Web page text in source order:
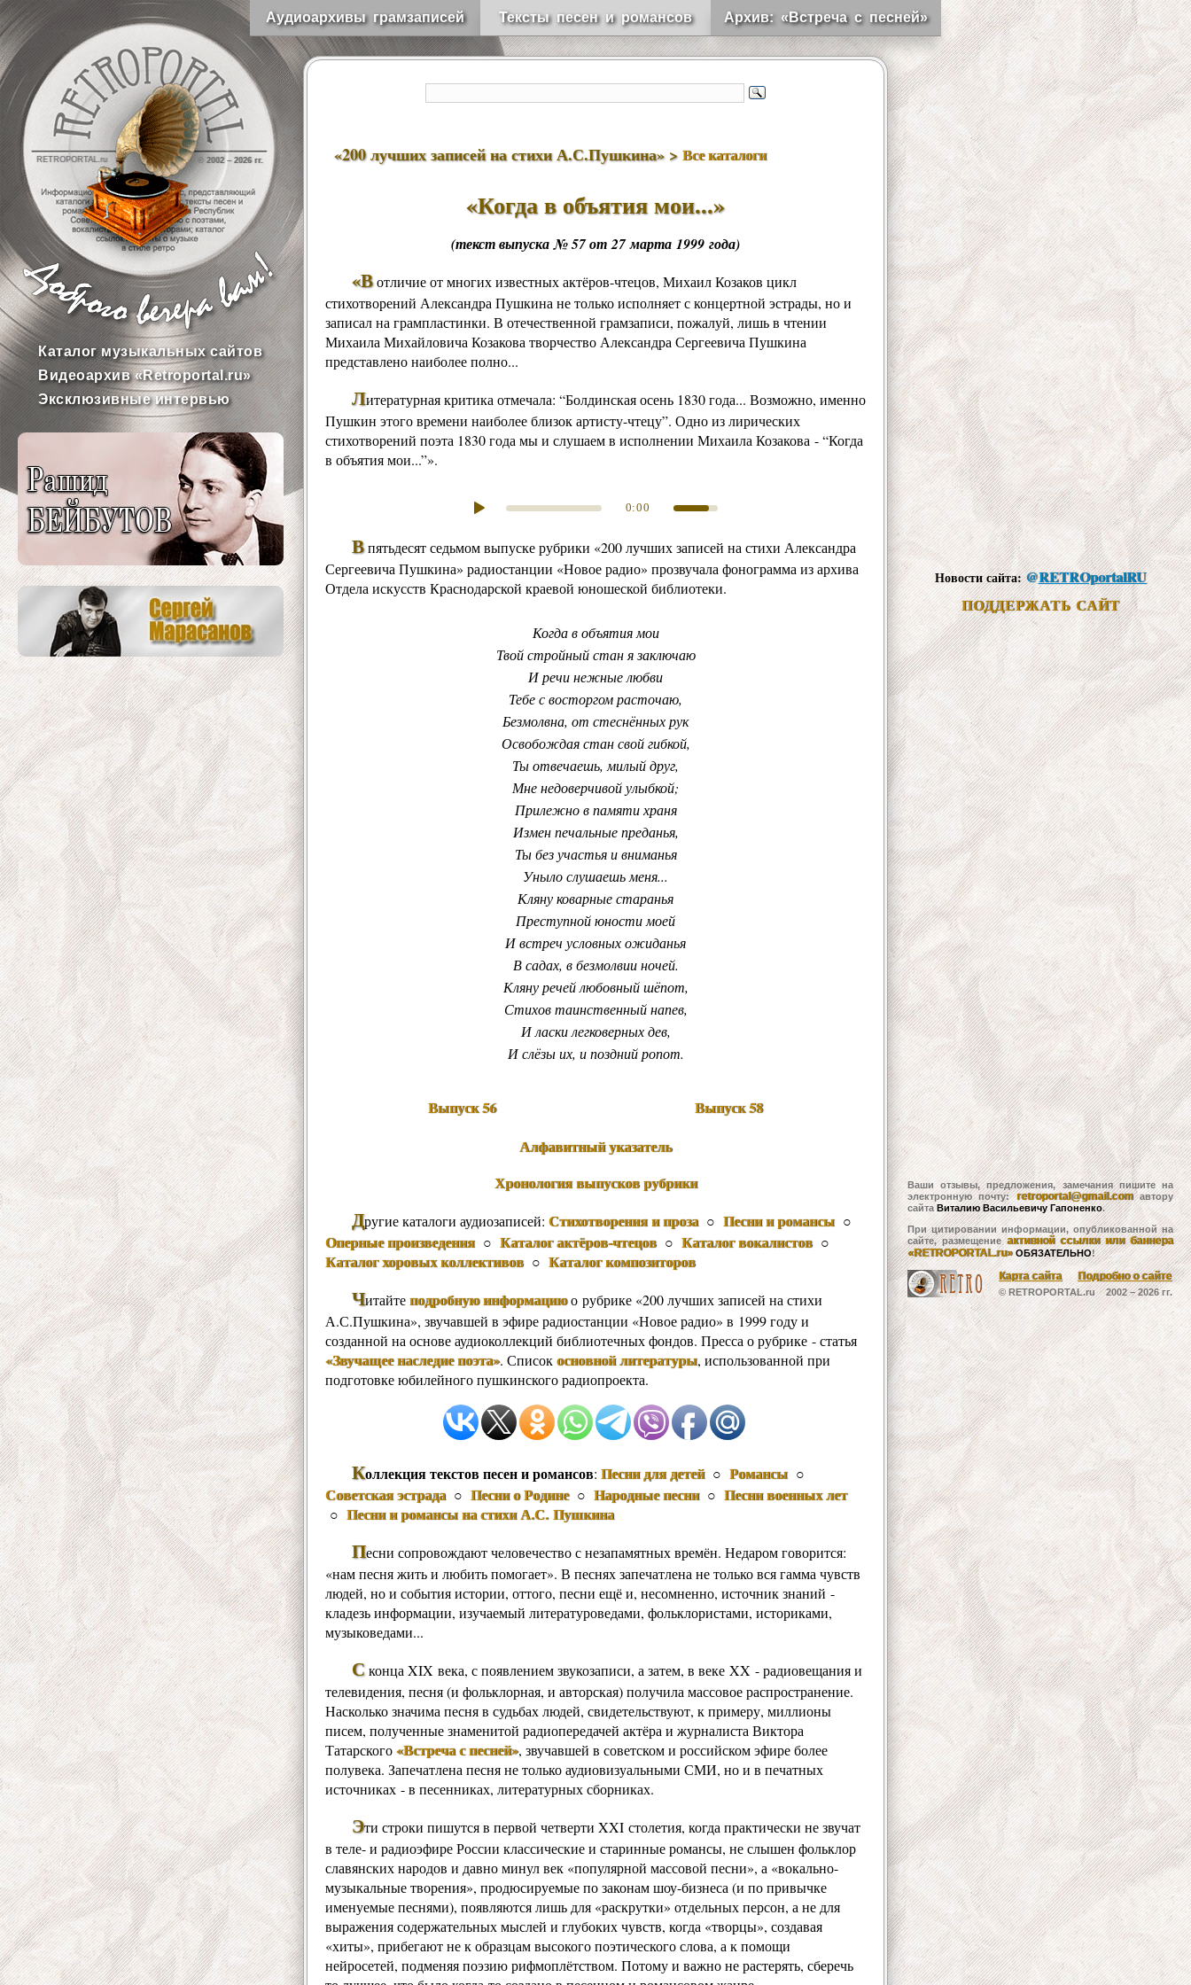
Аудиоархивы грамзаписей Тексты песен и романсов Архив: «Встреча с песней»
RETROPORTAL.ru © 2002 – 2026 гг.
Каталог музыкальных сайтов
Видеоархив «Retroportal.ru»
Эксклюзивные интервью
«200 лучших записей на стихи А.С.Пушкина» > Все каталоги
«Когда в объятия мои...»
(текст выпуска № 57 от 27 марта 1999 года)
«Вотличие от многих известныхактёров-чтецов, Михаил Козаков цикл
стихотворений Александра Пушкина не только исполняет с концертной эстрады, но и
записал на грампластинки. В отечественной грамзаписи, пожалуй, лишь в чтении
Михаила Михайловича Козакова творчество Александра Сергеевича Пушкина
представлено наиболее полно...
Литературная критика отмечала: “Болдинская осень 1830 года... Возможно, именно
Пушкин этого времени наиболее близок артисту-чтецу”. Одно из лирических
стихотворений поэта 1830 года мы и слушаем в исполнении Михаила Козакова - “Когда
в объятия мои...”».
0:00
Впятьдесят седьмом выпуске рубрики «200 лучших записей на стихи Александра
Сергеевича Пушкина» радиостанции «Новое радио» прозвучала фонограмма из архива
Отдела искусств Краснодарской краевой юношеской библиотеки.
Когда в объятия мои
Твой стройный стан я заключаю
И речи нежные любви
Тебе с восторгом расточаю,
Безмолвна, от стеснённых рук
Освобождая стан свой гибкой,
Ты отвечаешь, милый друг,
Мне недоверчивой улыбкой;
Прилежно в памяти храня
Измен печальные преданья,
Ты без участья и вниманья
Уныло слушаешь меня...
Кляну коварные старанья
Преступной юности моей
И встреч условных ожиданья
В садах, в безмолвии ночей.
Кляну речей любовный шёпот,
Стихов таинственный напев,
И ласки легковерных дев,
И слёзы их, и поздний ропот.
Выпуск 56
Выпуск 58
Алфавитный указатель
Хронология выпусков рубрики
Другие каталоги аудиозаписей: Стихотворения и проза○ Песни и романсы ○
Оперные произведения○ Каталог актёров-чтецов○ Каталог вокалистов○
Каталог хоровых коллективов○ Каталог композиторов
Читайтеподробную информациюо рубрике «200 лучших записей на стихи
А.С.Пушкина», звучавшей в эфире радиостанции «Новое радио» в 1999 году и
созданной на основе аудиоколлекций библиотечных фондов. Пресса о рубрике - статья
«Звучащее наследие поэта». Списокосновной литературы, использованной при
подготовке юбилейного пушкинского радиопроекта.
Коллекция текстов песен и романсов: Песни для детей○ Романсы ○
Советская эстрада○ Песни о Родине○ Народные песни○ Песни военных лет
○ Песни и романсы на стихи А.С. Пушкина
Песни сопровождают человечество с незапамятных времён. Недаром говорится:
«нам песня жить и любить помогает». В песнях запечатлена не только вся гамма чувств
людей, но и события истории, оттого, песни ещё и, несомненно, источник знаний -
кладезь информации, изучаемый литературоведами, фольклористами, историками,
музыковедами...
Сконца XIX века, с появлением звукозаписи, а затем, в веке XX - радиовещания и
телевидения, песня (и фольклорная, и авторская) получила массовое распространение.
Насколько значима песня в судьбах людей, свидетельствуют, к примеру, миллионы
писем, полученные знаменитой радиопередачей актёра и журналиста Виктора
Татарского«Встреча с песней», звучавшей в советском и российском эфире более
полувека. Запечатлена песня не только аудиовизуальными СМИ, но и в печатных
источниках - в песенниках, литературных сборниках.
Эти строки пишутся в первой четверти XXI столетия, когда практически не звучат
в теле- и радиоэфире России классические и старинные романсы, не слышен фольклор
славянских народов и давно минул век «популярной массовой песни», а «вокально-
музыкальные творения», продюсируемые по законам шоу-бизнеса (и по привычке
именуемые песнями), появляются лишь для «раскрутки» отдельных персон, а не для
выражения содержательных мыслей и глубоких чувств, когда «творцы», создавая
«хиты», прибегают не к образцам высокого поэтического слова, а к помощи
нейросетей, подменяя поэзию рифмоплётством. Потому и важно не растерять, сберечь
Новости сайта:@RETROportalRU
ПОДДЕРЖАТЬ САЙТ
Ваши отзывы, предложения, замечания пишите на
электронную почту:retroportal@gmail.comавтору
сайтаВиталию Васильевичу Гапоненко.
При цитировании информации, опубликованной на
сайте, размещениеактивной ссылки или баннера
«RETROPORTAL.ru» ОБЯЗАТЕЛЬНО!
Карта сайта Подробно о сайте
© RETROPORTAL.ru 2002 –2026 гг.